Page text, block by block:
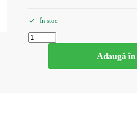
În stoc
Adaugă în